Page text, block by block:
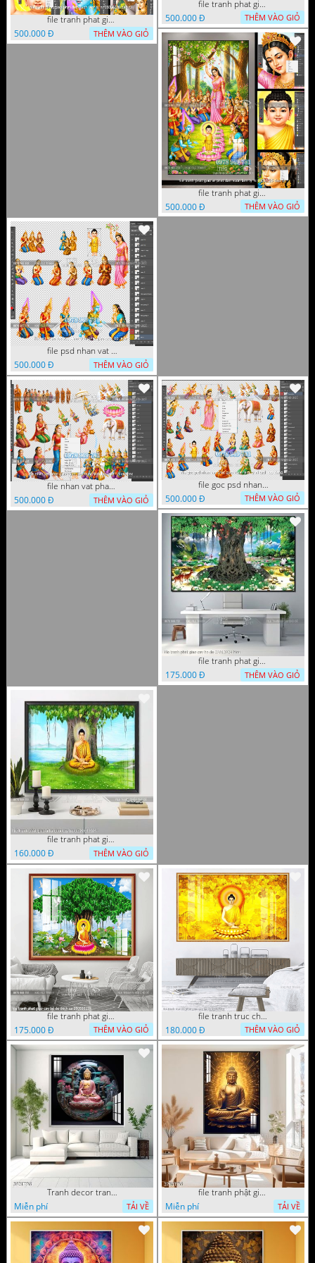
file tranh phat giao phat dan vuon lam ty ni 05052026 dao t3
500.000 Đ
THÊM VÀO GIỎ
file tranh phat giao phat dan vuon lam ty ni 05052026 dao t1
500.000 Đ
THÊM VÀO GIỎ
file tranh phat giao le phat dan vuon lam ty ni 05052026 dao t2
500.000 Đ
THÊM VÀO GIỎ
file psd nhan vat vuon lam ty ni phat giao tach lop layer
500.000 Đ
THÊM VÀO GIỎ
file nhan vat phat giao vuon lam ty ni tach lop layer in cat cnc
500.000 Đ
THÊM VÀO GIỎ
file goc psd nhan vat phat giao vuon lam ty ni tach lop rieng
500.000 Đ
THÊM VÀO GIỎ
file tranh phat giao cay bo de 23012024 hieu
175.000 Đ
THÊM VÀO GIỎ
file tranh phat giao adia duoi cay bo de 20012024
160.000 Đ
THÊM VÀO GIỎ
file tranh phat giao cay bo de thich ca 28092023
175.000 Đ
THÊM VÀO GIỎ
file tranh truc chi phat giao cay bo de 06062023
180.000 Đ
THÊM VÀO GIỎ
Tranh decor trang trí tường Phật giáo
Miễn phí
TẢI VỀ
file tranh phật giáo mẫu mới nhất
Miễn phí
TẢI VỀ